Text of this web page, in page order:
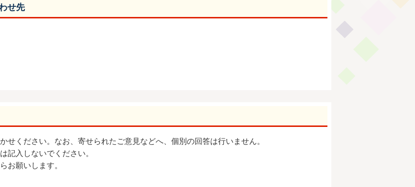
せ先
せください。なお、寄せられたご意見などへ、個別の回答は行いません。
記入しないでください。
お願いします。